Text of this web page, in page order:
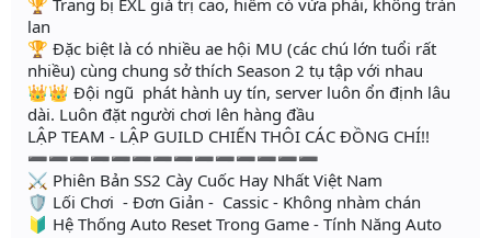
🏆 Trang bị EXL giá trị cao, hiếm có vừa phải, không tràn
lan
🏆 Đặc biệt là có nhiều ae hội MU (các chú lớn tuổi rất
nhiều) cùng chung sở thích Season 2 tụ tập với nhau
👑👑 Đội ngũ phát hành uy tín, server luôn ổn định lâu
dài. Luôn đặt người chơi lên hàng đầu
LẬP TEAM - LẬP GUILD CHIẾN THÔI CÁC ĐỒNG CHÍ!!
➖➖➖➖➖➖➖➖➖➖➖➖➖➖
⚔ Phiên Bản SS2 Cày Cuốc Hay Nhất Việt Nam
🛡 Lối Chơi - Đơn Giản - Cassic - Không nhàm chán
🔰 Hệ Thống Auto Reset Trong Game - Tính Năng Auto